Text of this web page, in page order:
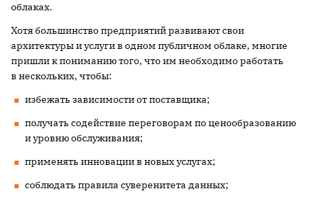
облаках.
Хотя большинство предприятий развивают свои
архитектуры и услуги в одном публичном облаке, многие
пришли к пониманию того, что им необходимо работать
в нескольких, чтобы:
избежать зависимости от поставщика;
получать содействие переговорам по ценообразованию
и уровню обслуживания;
применять инновации в новых услугах;
соблюдать правила суверенитета данных;